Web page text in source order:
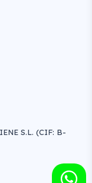
S.L. (CIF: B-